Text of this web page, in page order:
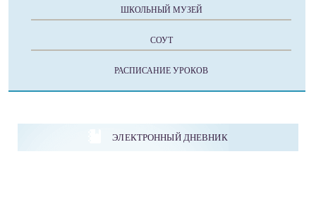
ШКОЛЬНЫЙ МУЗЕЙ
СОУТ
РАСПИСАНИЕ УРОКОВ
ЭЛЕКТРОННЫЙ ДНЕВНИК